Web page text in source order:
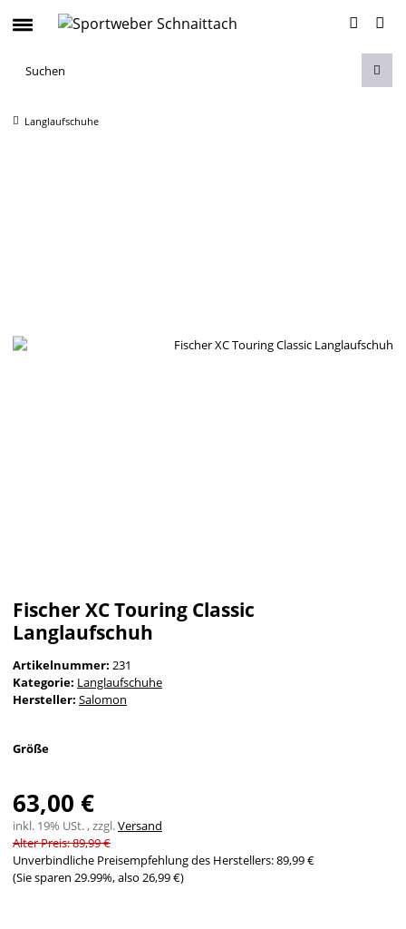
Langlaufschuhe
Fischer XC Touring Classic
Langlaufschuh
Artikelnummer: 231
Kategorie: Langlaufschuhe
Hersteller: Salomon
Größe
63,00 €
inkl. 19% USt. , zzgl.Versand
Alter Preis: 89,99 €
Unverbindliche Preisempfehlung des Herstellers:89,99 €
(Sie sparen 29.99%, also 26,99 €)